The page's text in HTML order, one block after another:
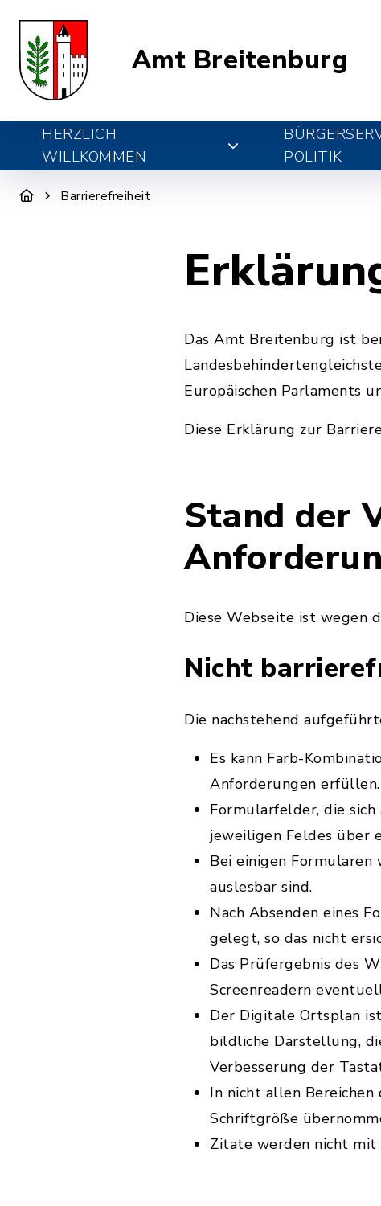
Amt Breitenburg
HERZLICH
WILLKOMMEN
POLITIK
Barrierefreiheit
Das Amt Breitenburg ist
Europäischen Parlaments
Diese Erklärung zur
Stand der
Diese Webseite ist wegen
Nicht
Die nachstehend
Es kann Farb-
Anforderungen erfüllen.
Formularfelder, die
jeweiligen Feldes
Bei einigen
auslesbar sind.
Nach Absenden eines
gelegt, so das nicht
Das Prüfergebnis des
Screenreadern
Der Digitale Ortsplan
bildliche Darstellung,
Verbesserung der
In nicht allen
Schriftgröße
Zitate werden nicht